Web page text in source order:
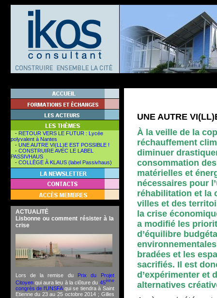
- RETOUR VERS LE FUTUR : Lycée
polyvalent à Nantes
- UNE AUTRE VI(LL)E EST POSSIBLE !
- CONSTRUIRE AVEC LE LABEL
PASSIVHAUS
- COLLÈGE À KLAUS (label Passivhaus)
ACTUALITÉ
Lisbonne ou comment résister à la
crise
Lors de la remise du Prix du Projet
Citoyenqui aura lieu à la clôture du 45ème
congrès de l'UNSFAqui se tiendra à Saint
Etienne du 23 au 25 octobre 2014 ; Gilles
UNE AUTRE
À la veille de la
réchauffement
diminuer
consommation
matérielles et
nécessaires pour
réhabilitation et la
villes et des
la crise
a modifié les
d’équilibre
bradées et les
sacrifiés. Il est
d’expérimenter et
alternatives